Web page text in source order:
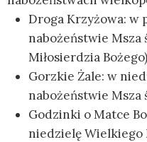
Droga Krzyżowa: w
nabożeństwie Msza
Miłosierdzia
Gorzkie Żale: w
nabożeństwie Msza
Godzinki o Matce
niedzielę Wielkiego